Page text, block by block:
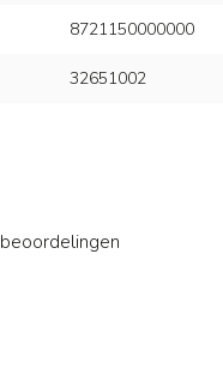
8721150000000
32651002
beoordelingen